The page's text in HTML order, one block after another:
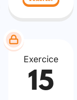
Exercice
15